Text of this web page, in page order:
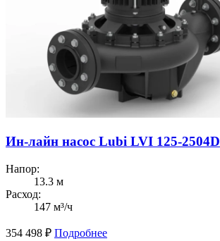
Ин-лайн насос Lubi LVI 125-2504D
Напор:
13.3 м
Расход:
147 м³/ч
354 498 ₽ Подробнее